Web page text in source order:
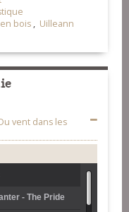
bois , Uilleann
vent dans les
- The Pride